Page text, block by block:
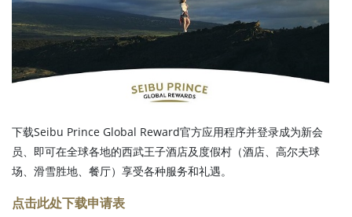
下载Seibu Prince Global Reward官方应用程序并登录成为新会
员、即可在全球各地的西武王子酒店及度假村（酒店、高尔夫球
场、滑雪胜地、餐厅）享受各种服务和礼遇。
点击此处下载申请表